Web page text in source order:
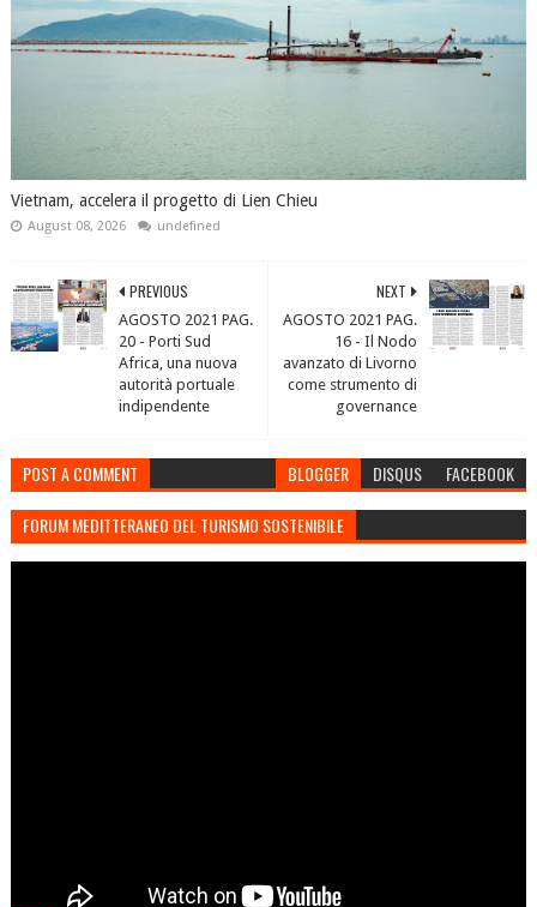
Vietnam, accelera il progetto di Lien Chieu
August 08, 2026 undefined
NEXT
AGOSTO 2021 PAG.
16 - Il Nodo
avanzato di Livorno
come strumento di
governance
PREVIOUS
AGOSTO 2021 PAG.
20 - Porti Sud
Africa, una nuova
autorità portuale
indipendente
POST A COMMENT BLOGGER DISQUS FACEBOOK
FORUM MEDITTERANEO DEL TURISMO SOSTENIBILE